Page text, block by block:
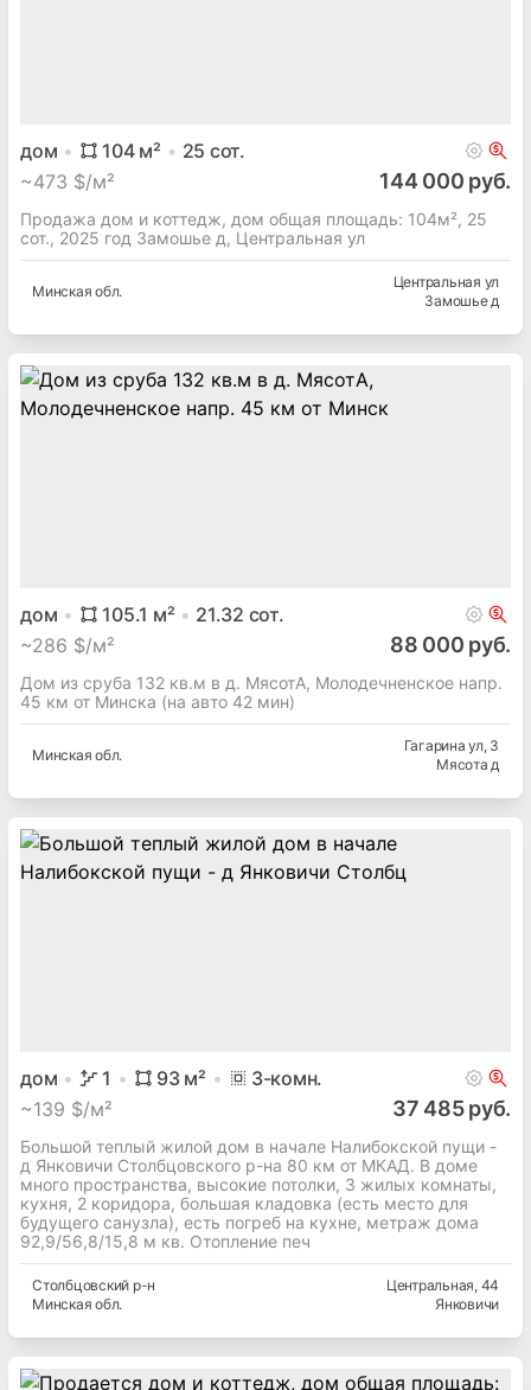
дом 104м² 25 сот.
~473 $/м² 144 000 руб.
Продажа дом и коттедж, дом общая площадь: 104м², 25
сот., 2025 год Замошье д, Центральная ул
Минская обл.
Центральная ул
Замошье д
дом 105.1 м² 21.32 сот.
~286 $/м² 88 000 руб.
Дом из сруба 132 кв.м в д. МясотА, Молодечненское напр.
45 км от Минска (на авто 42 мин)
Минская обл.
Гагарина ул, 3
Мясота д
дом 1 93м² 3-комн.
~139 $/м² 37 485 руб.
Большой теплый жилой дом в начале Налибокской пущи -
д Янковичи Столбцовского р-на 80 км от МКАД. В доме
много пространства, высокие потолки, 3 жилых комнаты,
кухня, 2 коридора, большая кладовка (есть место для
будущего санузла), есть погреб на кухне, метраж дома
92,9/56,8/15,8 м кв. Отопление печ
Столбцовский р-н
Минская обл.
Центральная, 44
Янковичи